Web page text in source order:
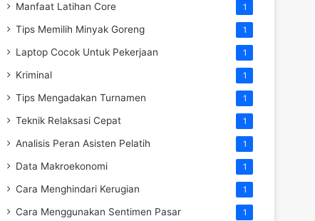
Manfaat Latihan Core 1
Tips Memilih Minyak Goreng 1
Laptop Cocok Untuk Pekerjaan 1
Kriminal 1
Tips Mengadakan Turnamen 1
Teknik Relaksasi Cepat 1
Analisis Peran Asisten Pelatih 1
Data Makroekonomi 1
Cara Menghindari Kerugian 1
Cara Menggunakan Sentimen Pasar 1